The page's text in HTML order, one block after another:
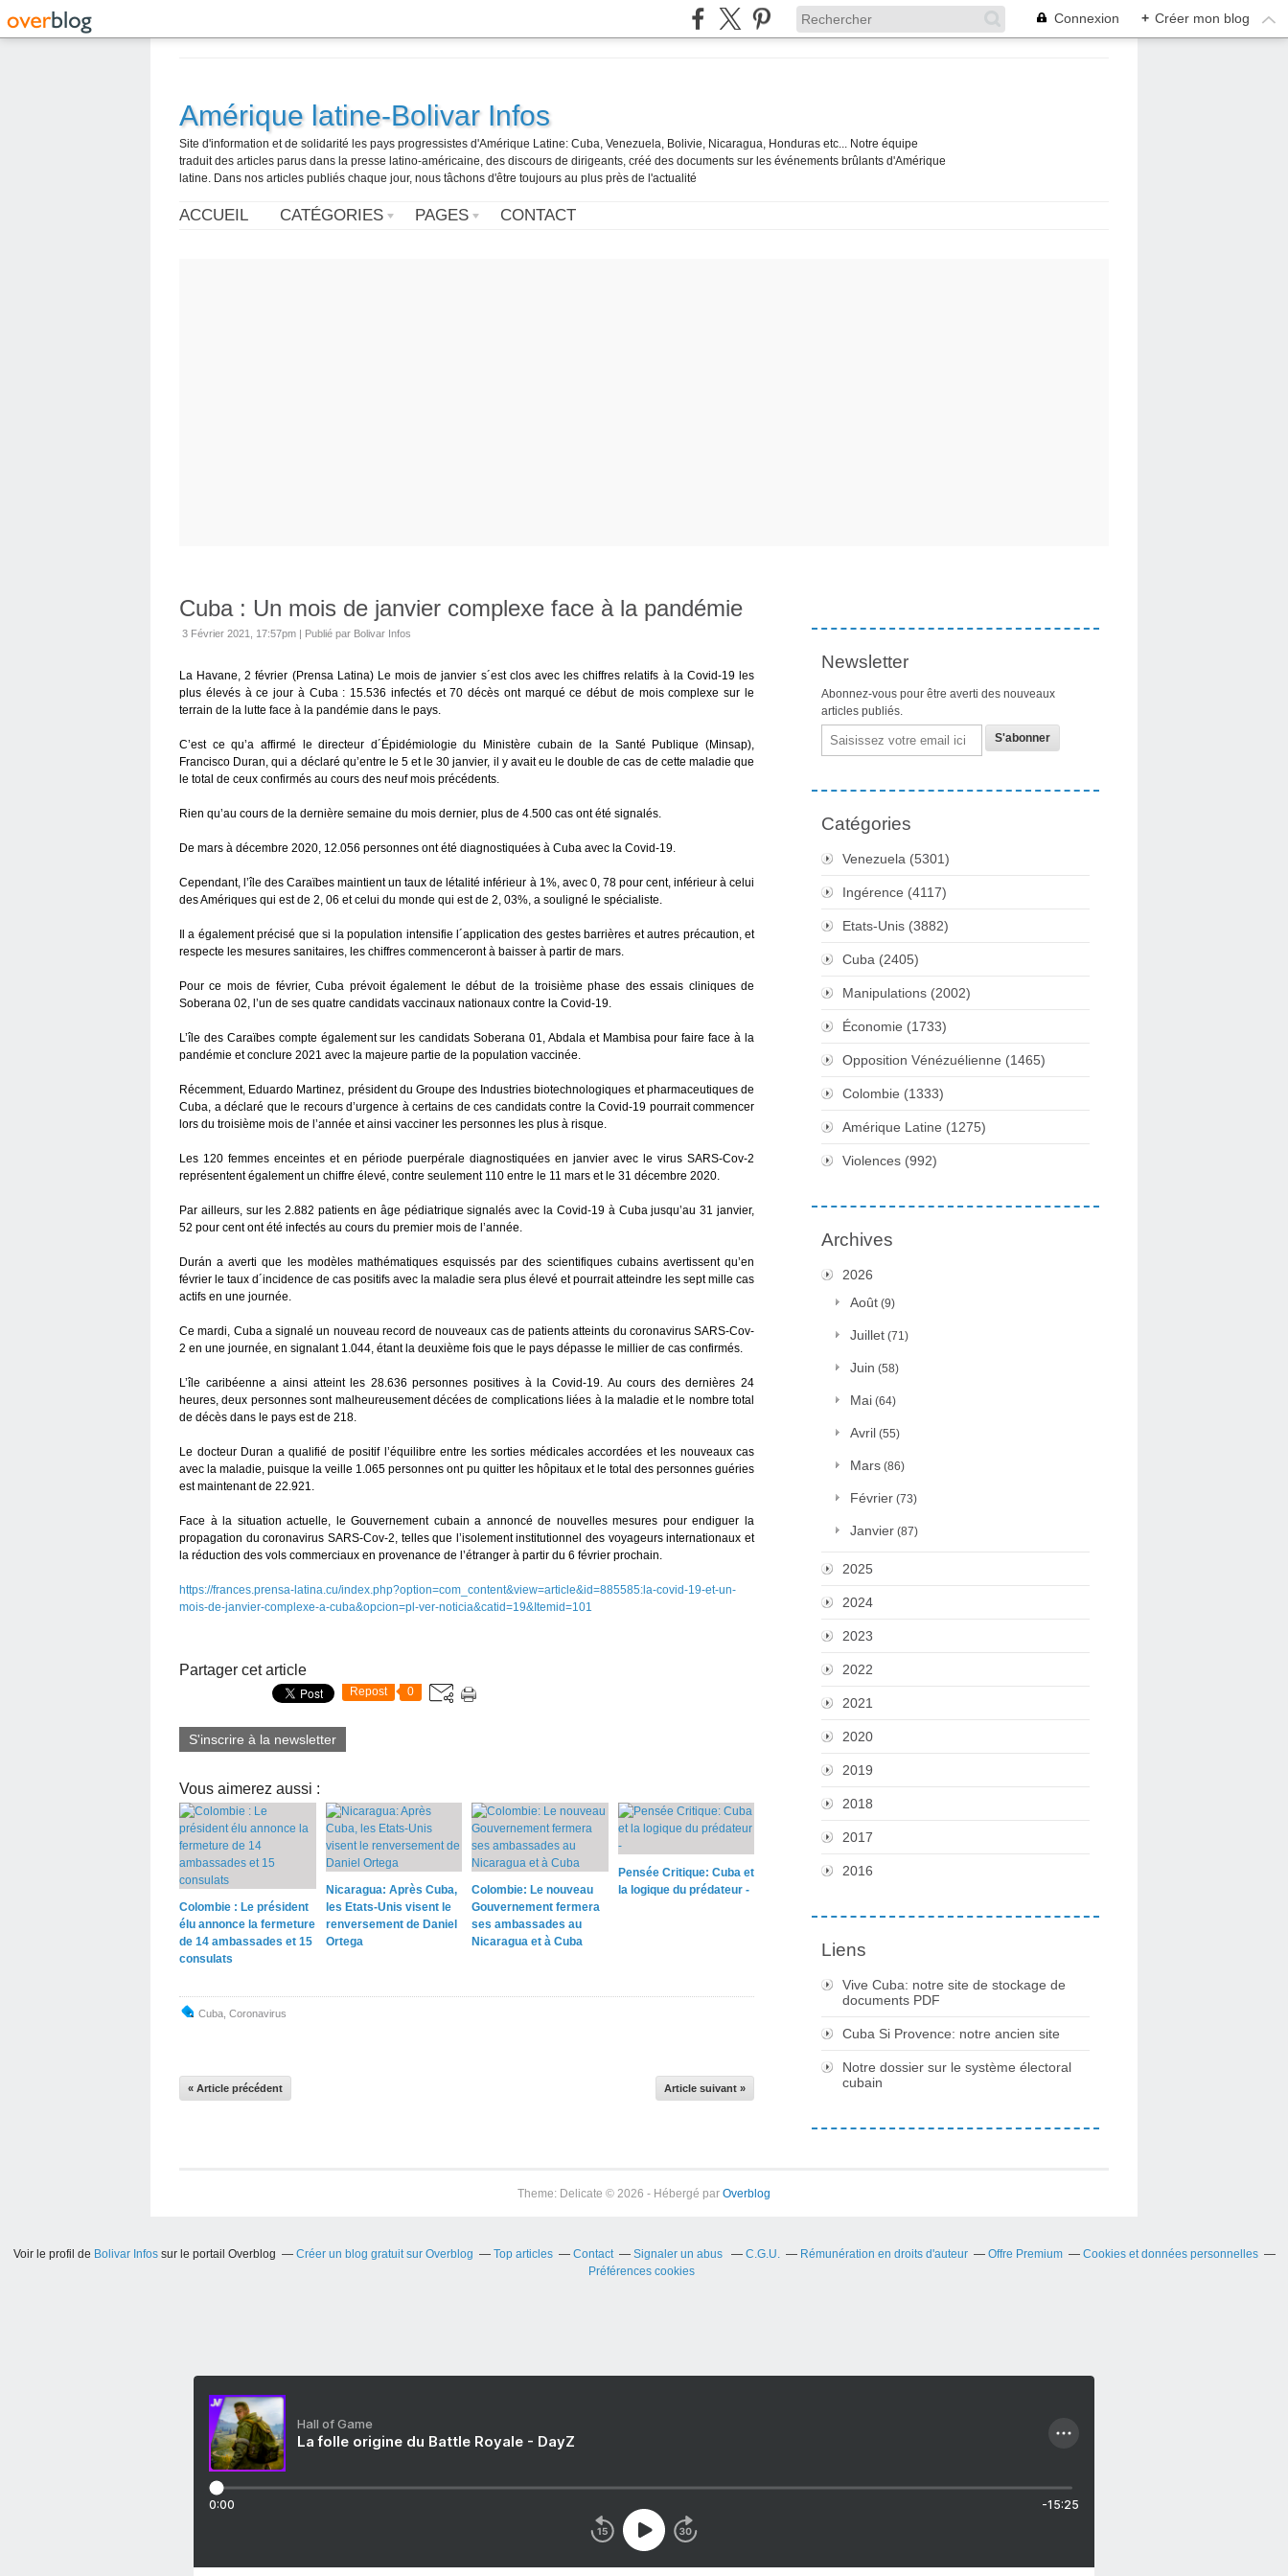
Connexion + Créer mon blog
Amérique latine-Bolivar Infos
Site d'information et de solidarité les pays progressistes d'Amérique Latine: Cuba, Venezuela, Bolivie, Nicaragua, Honduras etc... Notre équipe
traduit des articles parus dans la presse latino-américaine, des discours de dirigeants, créé des documents sur les événements brûlants d'Amérique
latine. Dans nos articles publiés chaque jour, nous tâchons d'être toujours au plus près de l'actualité
ACCUEIL CATÉGORIES PAGES CONTACT
Cuba : Un mois de janvier complexe face à la pandémie
3 Février 2021, 17:57pm | Publié par Bolivar Infos
La Havane, 2 février (Prensa Latina) Le mois de janvier s´est clos avec les chiffres relatifs à la Covid-19 les
plus élevés à ce jour à Cuba : 15.536 infectés et 70 décès ont marqué ce début de mois complexe sur le
terrain de la lutte face à la pandémie dans le pays.
C’est ce qu’a affirmé le directeur d´Épidémiologie du Ministère cubain de la Santé Publique (Minsap),
Francisco Duran, qui a déclaré qu’entre le 5 et le 30 janvier, il y avait eu le double de cas de cette maladie que
le total de ceux confirmés au cours des neuf mois précédents.
Rien qu’au cours de la dernière semaine du mois dernier, plus de 4.500 cas ont été signalés.
De mars à décembre 2020, 12.056 personnes ont été diagnostiquées à Cuba avec la Covid-19.
Cependant, l’île des Caraïbes maintient un taux de létalité inférieur à 1%, avec 0, 78 pour cent, inférieur à celui
des Amériques qui est de 2, 06 et celui du monde qui est de 2, 03%, a souligné le spécialiste.
Il a également précisé que si la population intensifie l´application des gestes barrières et autres précaution, et
respecte les mesures sanitaires, les chiffres commenceront à baisser à partir de mars.
Pour ce mois de février, Cuba prévoit également le début de la troisième phase des essais cliniques de
Soberana 02, l’un de ses quatre candidats vaccinaux nationaux contre la Covid-19.
L’île des Caraïbes compte également sur les candidats Soberana 01, Abdala et Mambisa pour faire face à la
pandémie et conclure 2021 avec la majeure partie de la population vaccinée.
Récemment, Eduardo Martinez, président du Groupe des Industries biotechnologiques et pharmaceutiques de
Cuba, a déclaré que le recours d’urgence à certains de ces candidats contre la Covid-19 pourrait commencer
lors du troisième mois de l’année et ainsi vacciner les personnes les plus à risque.
Les 120 femmes enceintes et en période puerpérale diagnostiquées en janvier avec le virus SARS-Cov-2
représentent également un chiffre élevé, contre seulement 110 entre le 11 mars et le 31 décembre 2020.
Par ailleurs, sur les 2.882 patients en âge pédiatrique signalés avec la Covid-19 à Cuba jusqu’au 31 janvier,
52 pour cent ont été infectés au cours du premier mois de l’année.
Durán a averti que les modèles mathématiques esquissés par des scientifiques cubains avertissent qu’en
février le taux d´incidence de cas positifs avec la maladie sera plus élevé et pourrait atteindre les sept mille cas
actifs en une journée.
Ce mardi, Cuba a signalé un nouveau record de nouveaux cas de patients atteints du coronavirus SARS-Cov-
2 en une journée, en signalant 1.044, étant la deuxième fois que le pays dépasse le millier de cas confirmés.
L’île caribéenne a ainsi atteint les 28.636 personnes positives à la Covid-19. Au cours des dernières 24
heures, deux personnes sont malheureusement décées de complications liées à la maladie et le nombre total
de décès dans le pays est de 218.
Le docteur Duran a qualifié de positif l’équilibre entre les sorties médicales accordées et les nouveaux cas
avec la maladie, puisque la veille 1.065 personnes ont pu quitter les hôpitaux et le total des personnes guéries
est maintenant de 22.921.
Face à la situation actuelle, le Gouvernement cubain a annoncé de nouvelles mesures pour endiguer la
propagation du coronavirus SARS-Cov-2, telles que l’isolement institutionnel des voyageurs internationaux et
la réduction des vols commerciaux en provenance de l’étranger à partir du 6 février prochain.
https://frances.prensa-latina.cu/index.php?option=com_content&view=article&id=885585:la-covid-19-et-un-
mois-de-janvier-complexe-a-cuba&opcion=pl-ver-noticia&catid=19&Itemid=101
Partager cet article
Repost 0
S'inscrire à la newsletter
Vous aimerez aussi :
Colombie : Le président
élu annonce la fermeture
de 14 ambassades et 15
consulats
Nicaragua: Après Cuba,
les Etats-Unis visent le
renversement de Daniel
Ortega
Colombie: Le nouveau
Gouvernement fermera
ses ambassades au
Nicaragua et à Cuba
Pensée Critique: Cuba et
la logique du prédateur -
Cuba Coronavirus
« Article précédent Article suivant »
Newsletter
Abonnez-vous pour être averti des nouveaux
articles publiés.
Email
Catégories
Venezuela (5301)
Ingérence (4117)
Etats-Unis (3882)
Cuba (2405)
Manipulations (2002)
Économie (1733)
Opposition Vénézuélienne (1465)
Colombie (1333)
Amérique Latine (1275)
Violences (992)
Archives
2026
Août (9)
Juillet (71)
Juin (58)
Mai (64)
Avril (55)
Mars (86)
Février (73)
Janvier (87)
2025
2024
2023
2022
2021
2020
2019
2018
2017
2016
Liens
Vive Cuba: notre site de stockage de
documents PDF
Cuba Si Provence: notre ancien site
Notre dossier sur le système électoral
cubain
Theme: Delicate © 2026 - Hébergé par Overblog
Voir le profil de Bolivar Infossur le portail Overblog Créer un blog gratuit sur Overblog Top articles Contact Signaler un abus C.G.U. Rémunération en droits d'auteur Offre Premium
Cookies et données personnelles
Préférences cookies
Hall of Game
La folle origine du Battle Royale - DayZ
0:00 -15:25